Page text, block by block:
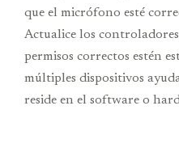
que el micrófono esté
Actualice los controladores
permisos correctos estén
múltiples dispositivos
reside en el software o